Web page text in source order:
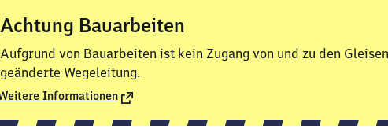
Achtung Bauarbeiten
Aufgrund von Bauarbeiten ist kein Zugang von und zu den
geänderte Wegeleitung.
Informationen